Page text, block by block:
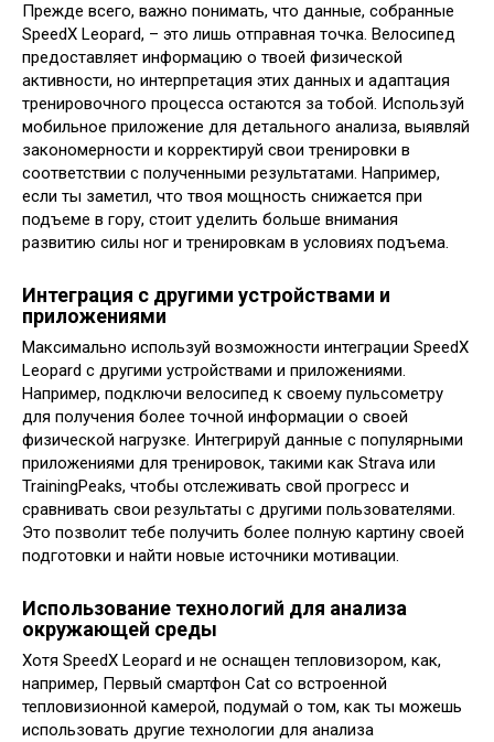
Прежде всего, важно понимать, что данные, собранные
SpeedX Leopard, – это лишь отправная точка. Велосипед
предоставляет информацию о твоей физической
активности, но интерпретация этих данных и адаптация
тренировочного процесса остаются за тобой. Используй
мобильное приложение для детального анализа, выявляй
закономерности и корректируй свои тренировки в
соответствии с полученными результатами. Например,
если ты заметил, что твоя мощность снижается при
подъеме в гору, стоит уделить больше внимания
развитию силы ног и тренировкам в условиях подъема.
Интеграция с другими устройствами и
приложениями
Максимально используй возможности интеграции SpeedX
Leopard с другими устройствами и приложениями.
Например, подключи велосипед к своему пульсометру
для получения более точной информации о своей
физической нагрузке. Интегрируй данные с популярными
приложениями для тренировок, такими как Strava или
TrainingPeaks, чтобы отслеживать свой прогресс и
сравнивать свои результаты с другими пользователями.
Это позволит тебе получить более полную картину своей
подготовки и найти новые источники мотивации.
Использование технологий для анализа
окружающей среды
Хотя SpeedX Leopard и не оснащен тепловизором, как,
например, Первый смартфон Cat со встроенной
тепловизионной камерой, подумай о том, как ты можешь
использовать другие технологии для анализа